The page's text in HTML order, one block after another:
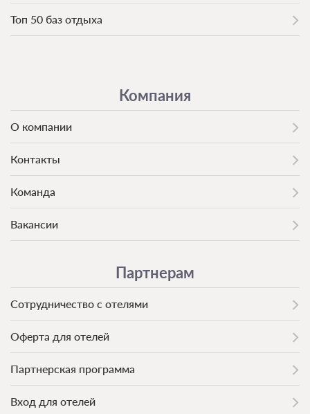
Топ 50 баз отдыха
Компания
О компании
Контакты
Команда
Вакансии
Партнерам
Сотрудничество с отелями
Оферта для отелей
Партнерская программа
Вход для отелей